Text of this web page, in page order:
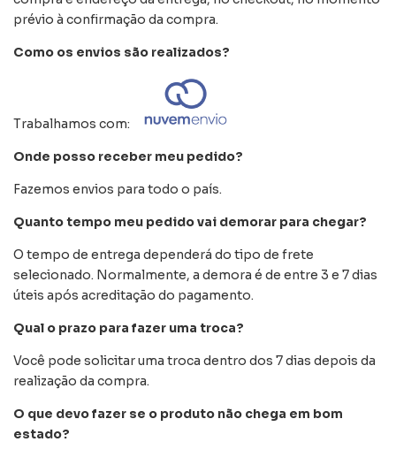
prévio à confirmação da compra.
Como os envios são realizados?
Trabalhamos com:
Onde posso receber meu pedido?
Fazemos envios para todo o país.
Quanto tempo meu pedido vai demorar para chegar?
O tempo de entrega dependerá do tipo de frete
selecionado. Normalmente, a demora é de entre 3 e 7 dias
úteis após acreditação do pagamento.
Qual o prazo para fazer uma troca?
Você pode solicitar uma troca dentro dos 7 dias depois da
realização da compra.
O que devo fazer se o produto não chega em bom
estado?